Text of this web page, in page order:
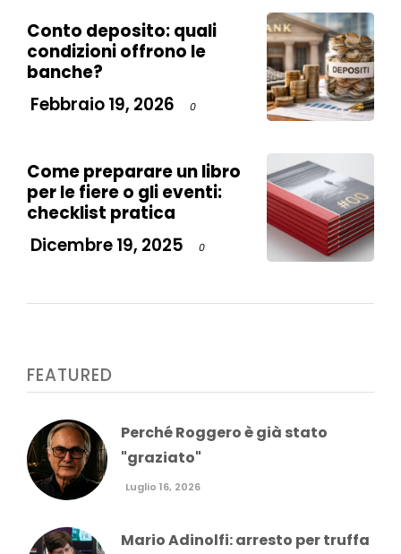
Conto deposito: quali
condizioni offrono le
banche?
Febbraio 19, 2026
0
Come preparare un libro
per le fiere o gli eventi:
checklist pratica
Dicembre 19, 2025
0
FEATURED
Perché Roggero è già stato
"graziato"
Luglio 16, 2026
Mario Adinolfi: arresto per truffa